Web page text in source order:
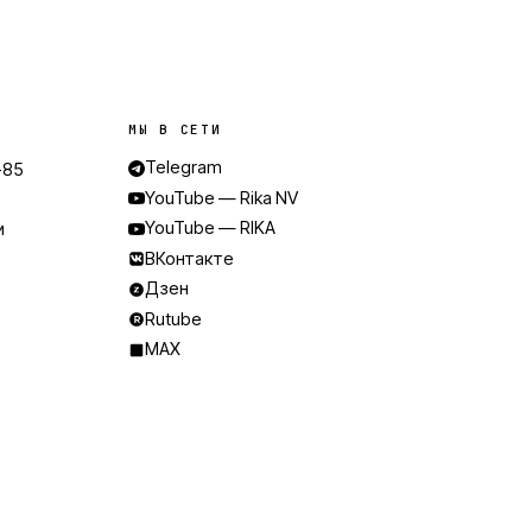
МЫ В СЕТИ
Telegram
YouTube — Rika NV
YouTube — RIKA
ВКонтакте
Дзен
Rutube
MAX